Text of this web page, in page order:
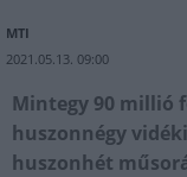
MTI
2021.05.13. 09:00
Mintegy 90 millió
huszonnégy
huszonhét